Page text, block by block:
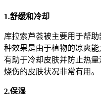
1.舒缓和冷却
库拉索芦荟被主要用于帮
种效果是由于植物的凉爽
有助于冷却皮肤并防止热
烧伤的皮肤状况非常有用。
2.保湿